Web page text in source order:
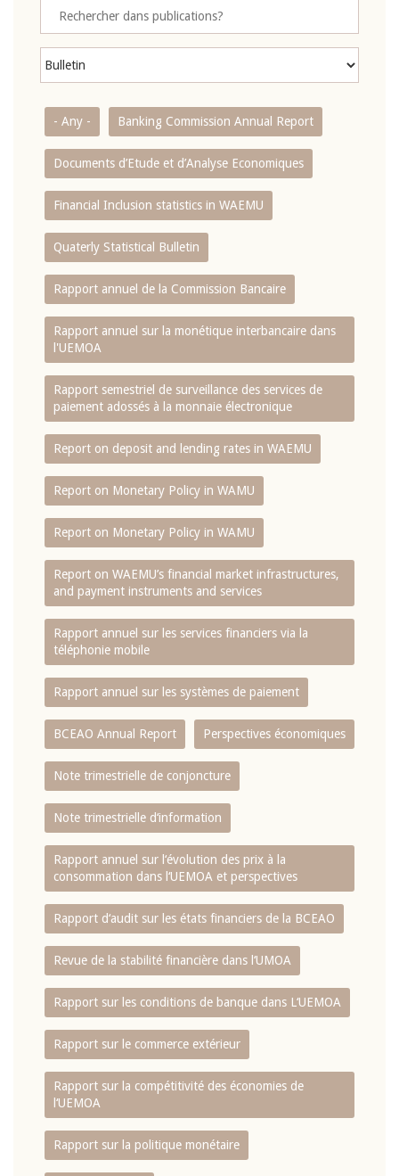
- Any - Banking Commission Annual Report
Documents d’Etude et d’Analyse Economiques
Financial Inclusion statistics in WAEMU
Quaterly Statistical Bulletin
Rapport annuel de la Commission Bancaire
Rapport annuel sur la monétique interbancaire dans
l'UEMOA
Rapport semestriel de surveillance des services de
paiement adossés à la monnaie électronique
Report on deposit and lending rates in WAEMU
Report on Monetary Policy in WAMU
Report on Monetary Policy in WAMU
Report on WAEMU’s financial market infrastructures,
and payment instruments and services
Rapport annuel sur les services financiers via la
téléphonie mobile
Rapport annuel sur les systèmes de paiement
BCEAO Annual Report Perspectives économiques
Note trimestrielle de conjoncture
Note trimestrielle d‘information
Rapport annuel sur l‘évolution des prix à la
consommation dans l‘UEMOA et perspectives
Rapport d‘audit sur les états financiers de la BCEAO
Revue de la stabilité financière dans l‘UMOA
Rapport sur les conditions de banque dans L‘UEMOA
Rapport sur le commerce extérieur
Rapport sur la compétitivité des économies de
l‘UEMOA
Rapport sur la politique monétaire